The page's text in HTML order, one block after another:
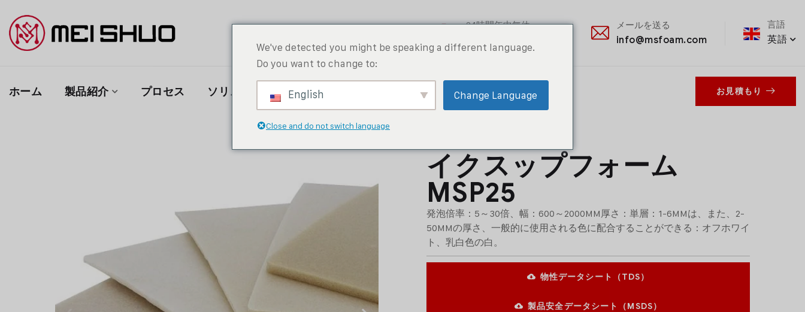
24時間年中無休
メールを送る
info@msfoam.com
言語
英語
ホーム 製品紹介 プロセス ソリューション ニュース 連絡先 お見積もり
イクスップフォーム
MSP25
発泡倍率：5～30倍、幅：600～2000MM厚さ：単層：1-6MMは、また、2-
50MMの厚さ、一般的に使用される色に配合することができる：オフホワイ
ト、乳白色の白。
物性データシート（TDS）
製品安全データシート（MSDS）
We've detected you might be speaking a different language.
Do you want to change to:
English Change Language
Close and do not switch language